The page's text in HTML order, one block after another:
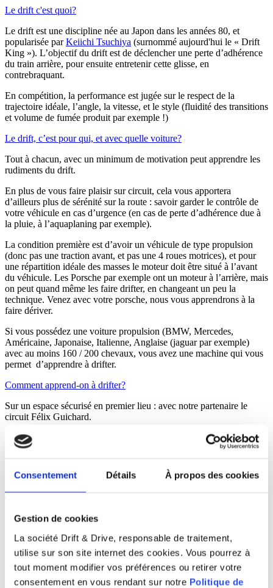
Consentement Détails À propos des cookies
Gestion de cookies
La société Drift & Drive, responsable de traitement,
utilise sur son site internet des cookies. Vous pourrez à
tout moment modifier vos préférences ou retirer votre
consentement en vous rendant sur notre Politique de
Le drift c'est quoi?
Le drift est une discipline née au Japon dans les années 80, et
popularisée parKeiichi Tsuchiya (surnommé aujourd'hui le « Drift
King »). L’objectif du drift est de déclencher une perte d’adhérence
du train arrière, pour ensuite entretenir cette glisse, en
contrebraquant.
En compétition, la performance est jugée sur le respect de la
trajectoire idéale, l’angle, la vitesse, et le style (fluidité des transitions
et volume de fumée produit par exemple !)
Le drift, c’est pour qui, et avec quelle voiture?
Tout à chacun, avec un minimum de motivation peut apprendre les
rudiments du drift.
En plus de vous faire plaisir sur circuit, cela vous apportera
d’ailleurs plus de sérénité sur la route : savoir garder le contrôle de
votre véhicule en cas d’urgence (en cas de perte d’adhérence due à
la pluie, à l’aquaplaning par exemple).
La condition première est d’avoir un véhicule de type propulsion
(donc pas une traction avant, et pas une 4 roues motrices), et pour
une répartition idéale des masses le moteur doit être situé à l’avant
du véhicule. Les Porsche par exemple ont un moteur à l’arrière, mais
on peut quand même les faire drifter, en changeant un peu la
technique. Venez avec votre porsche, nous vous apprendrons à la
faire dériver.
Si vous possédez une voiture propulsion (BMW, Mercedes,
Américaine, Japonaise, Italienne, Anglaise (jaguar par exemple)
avec au moins 160 / 200 chevaux, vous avez une machine qui vous
permet d’apprendre à drifter.
Comment apprend-on à drifter?
Sur un espace sécurisé en premier lieu : avec notre partenaire le
circuit Félix Guichard.
Avec des exercices spécifiques dispensés par notre moniteur
diplômé, nous vous apprendrons à gagner progressivement en
pour ensuite les associer toutes ensembles pour pouvoir déclencher
et entretenir différents types de dérapages.
Info sur l'expérience
Baptême de Drift en 350Z